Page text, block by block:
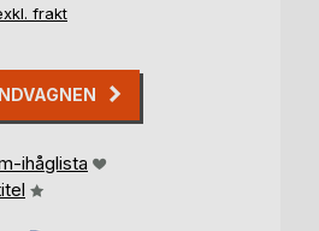
frakt
ihåglista